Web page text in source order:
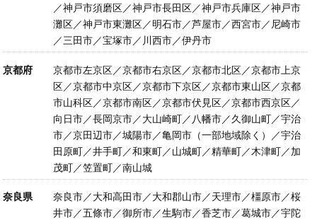
／神戸市須磨区／神戸市長田区／神戸市兵庫区／神戸市
灘区／神戸市東灘区／明石市／芦屋市／西宮市／尼崎市
／三田市／宝塚市／川西市／伊丹市
京都府
京都市左京区／京都市右京区／京都市北区／京都市上京
区／京都市中京区／京都市下京区／京都市東山区／京都
市山科区／京都市南区／京都市伏見区／京都市西京区／
向日市／長岡京市／大山崎町／八幡市／久御山町／宇治
市／京田辺市／城陽市／亀岡市（一部地域除く）／宇治
田原町／井手町／和東町／山城町／精華町／木津町／加
茂町／笠置町／南山城
奈良県
奈良市／大和高田市／大和郡山市／天理市／橿原市／桜
井市／五條市／御所市／生駒市／香芝市／葛城市／宇陀